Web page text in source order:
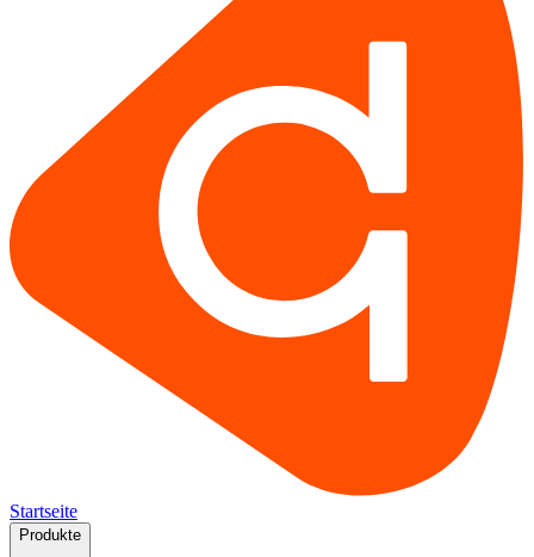
Startseite
Produkte